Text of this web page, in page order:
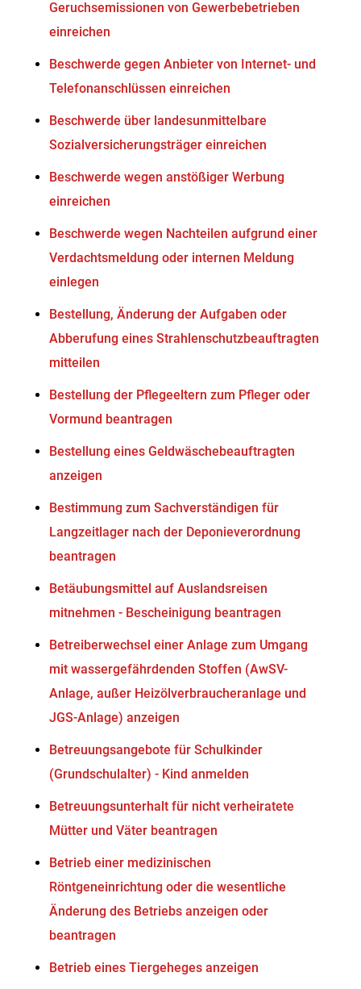
Geruchsemissionen von Gewerbebetrieben
einreichen
Beschwerde gegen Anbieter von Internet- und
Telefonanschlüssen einreichen
Beschwerde über landesunmittelbare
Sozialversicherungsträger einreichen
Beschwerde wegen anstößiger Werbung
einreichen
Beschwerde wegen Nachteilen aufgrund einer
Verdachtsmeldung oder internen Meldung
einlegen
Bestellung, Änderung der Aufgaben oder
Abberufung eines Strahlenschutzbeauftragten
mitteilen
Bestellung der Pflegeeltern zum Pfleger oder
Vormund beantragen
Bestellung eines Geldwäschebeauftragten
anzeigen
Bestimmung zum Sachverständigen für
Langzeitlager nach der Deponieverordnung
beantragen
Betäubungsmittel auf Auslandsreisen
mitnehmen - Bescheinigung beantragen
Betreiberwechsel einer Anlage zum Umgang
mit wassergefährdenden Stoffen (AwSV-
Anlage, außer Heizölverbraucheranlage und
JGS-Anlage) anzeigen
Betreuungsangebote für Schulkinder
(Grundschulalter) - Kind anmelden
Betreuungsunterhalt für nicht verheiratete
Mütter und Väter beantragen
Betrieb einer medizinischen
Röntgeneinrichtung oder die wesentliche
Änderung des Betriebs anzeigen oder
beantragen
Betrieb eines Tiergeheges anzeigen